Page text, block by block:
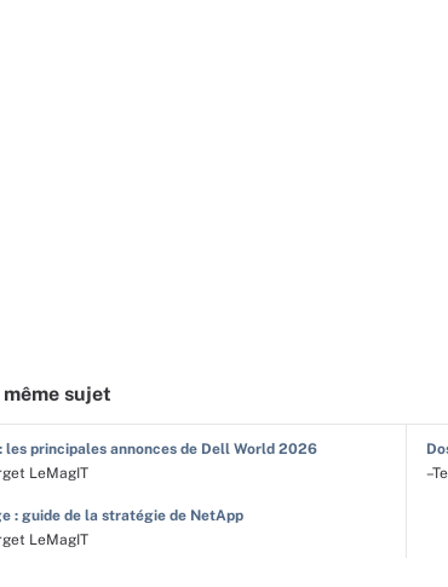
sujet
les principales annonces de Dell World 2026
LeMagIT
: guide de la stratégie de NetApp
LeMagIT